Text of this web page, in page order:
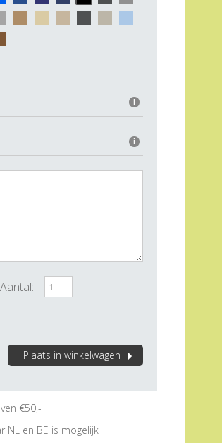
i
i
Plaats in winkelwagen
Aantal:
€50,-
NL en BE is mogelijk